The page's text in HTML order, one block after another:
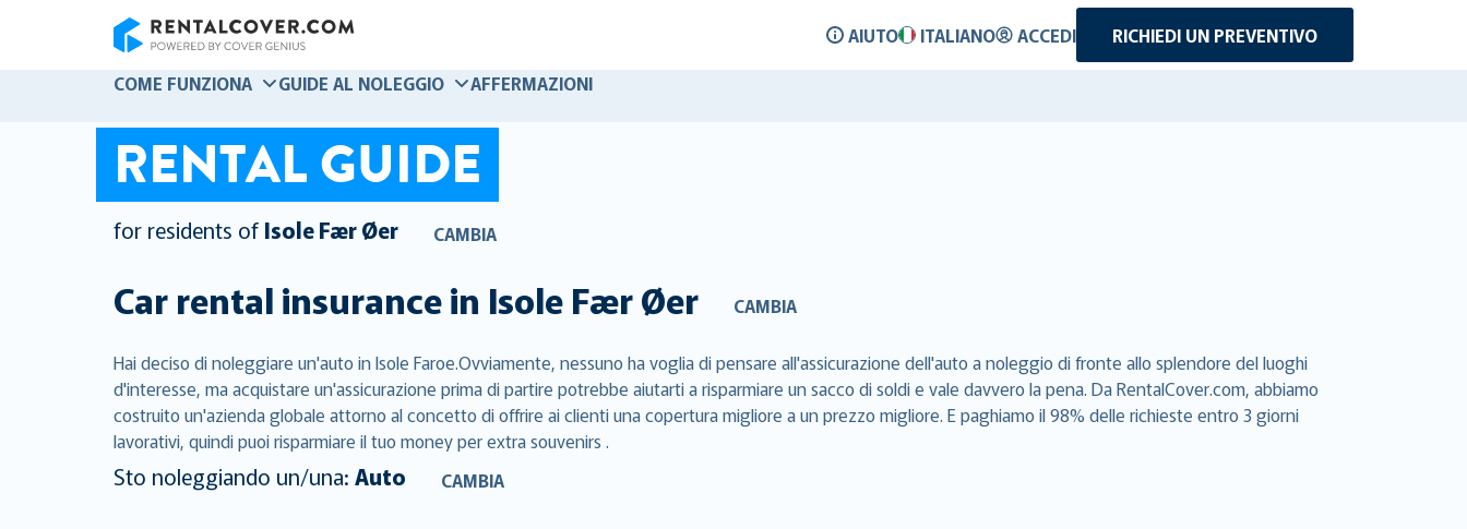
AIUTO ITALIANO ACCEDI
RICHIEDI UN PREVENTIVO
COME FUNZIONA
GUIDE AL NOLEGGIO AFFERMAZIONI
RENTAL GUIDE
for residents of Isole Fær Øer CAMBIA
Car rental insurance in Isole Fær Øer CAMBIA
Hai deciso di noleggiare un'auto in Isole Faroe.Ovviamente, nessuno ha voglia di pensare all'assicurazione dell'auto a noleggio di fronte allo splendore del luoghi
d'interesse, ma acquistare un'assicurazione prima di partire potrebbe aiutarti a risparmiare un sacco di soldi e vale davvero la pena. Da RentalCover.com, abbiamo
costruito un'azienda globale attorno al concetto di offrire ai clienti una copertura migliore a un prezzo migliore. E paghiamo il 98% delle richieste entro 3 giorni
lavorativi, quindi puoi risparmiare il tuo money per extra souvenirs .
Sto noleggiando un/una: Auto CAMBIA